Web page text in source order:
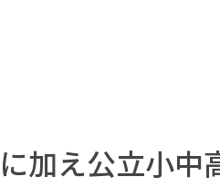
え公立小中